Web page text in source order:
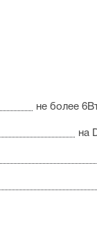
не более
на